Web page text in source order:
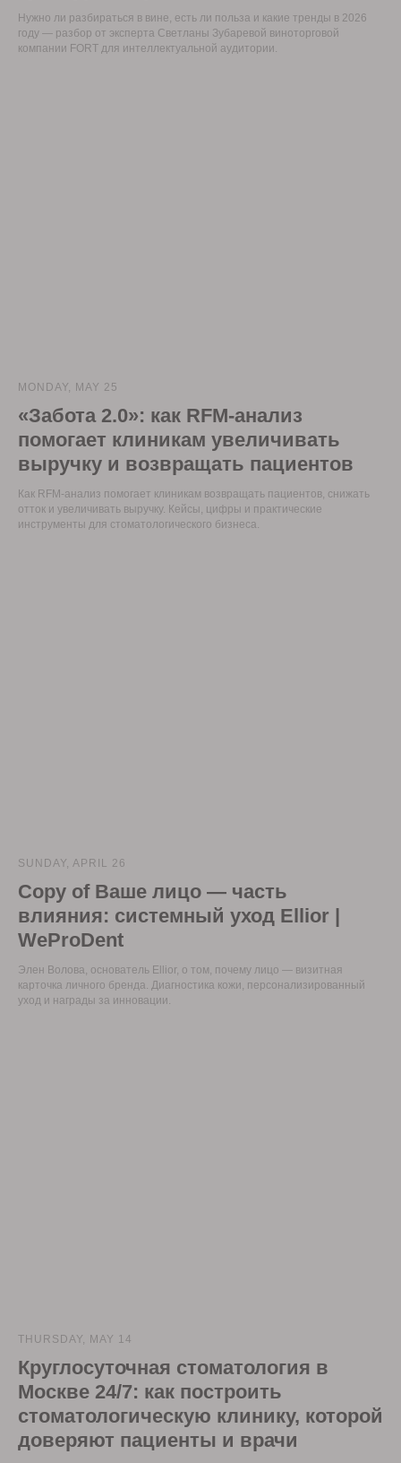
Нужно ли разбираться в вине, есть ли польза и какие тренды в 2026
году — разбор от эксперта Светланы Зубаревой виноторговой
компании FORT для интеллектуальной аудитории.
MONDAY, MAY 25
«Забота 2.0»: как RFM-анализ
помогает клиникам увеличивать
выручку и возвращать пациентов
Как RFM-анализ помогает клиникам возвращать пациентов, снижать
отток и увеличивать выручку. Кейсы, цифры и практические
инструменты для стоматологического бизнеса.
SUNDAY, APRIL 26
Copy of Ваше лицо — часть
влияния: системный уход Ellior |
WeProDent
Элен Волова, основатель Ellior, о том, почему лицо — визитная
карточка личного бренда. Диагностика кожи, персонализированный
уход и награды за инновации.
THURSDAY, MAY 14
Круглосуточная стоматология в
Москве 24/7: как построить
стоматологическую клинику, которой
доверяют пациенты и врачи